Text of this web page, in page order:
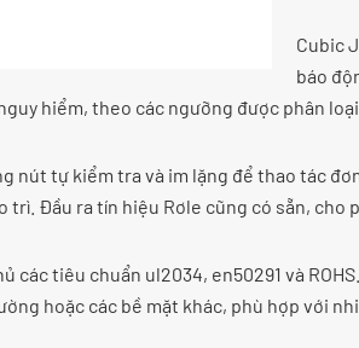
Cubic
báo
hiểm, theo các ngưỡng được phân
nút tự kiểm tra và im lặng để thao tác
trì. Đầu ra tín hiệu Rơle cũng có sẵn,
các tiêu chuẩn ul2034, en50291 và
hoặc các bề mặt khác, phù hợp với